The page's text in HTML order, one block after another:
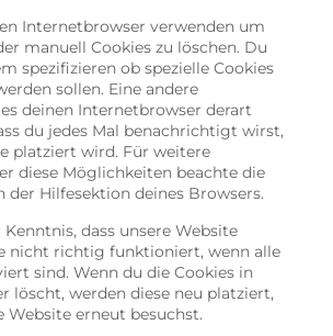
Internetbrowser verwenden um
manuell Cookies zu löschen. Du
spezifizieren ob spezielle Cookies
sollen. Eine andere
deinen Internetbrowser derart
du jedes Mal benachrichtigt wirst,
platziert wird. Für weitere
diese Möglichkeiten beachte die
der Hilfesektion deines Browsers.
dass unsere Website
nicht richtig funktioniert, wenn alle
sind. Wenn du die Cookies in
löscht, werden diese neu platziert,
Website erneut besuchst.